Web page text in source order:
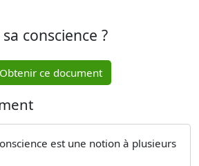
conscience ?
Obtenir ce document
est une notion à plusieurs